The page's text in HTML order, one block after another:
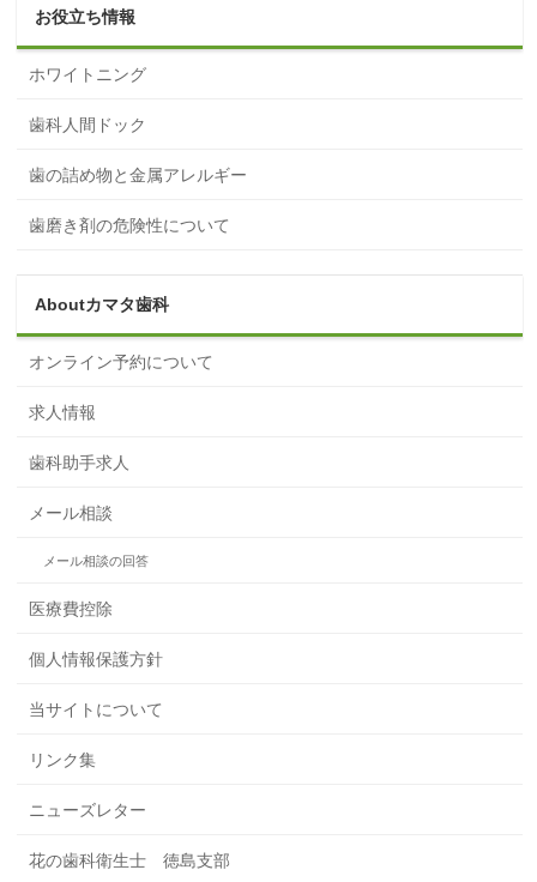
お役立ち情報
ホワイトニング
歯科人間ドック
歯の詰め物と金属アレルギー
歯磨き剤の危険性について
Aboutカマタ歯科
オンライン予約について
求人情報
歯科助手求人
メール相談
メール相談の回答
医療費控除
個人情報保護方針
当サイトについて
リンク集
ニューズレター
花の歯科衛生士 徳島支部